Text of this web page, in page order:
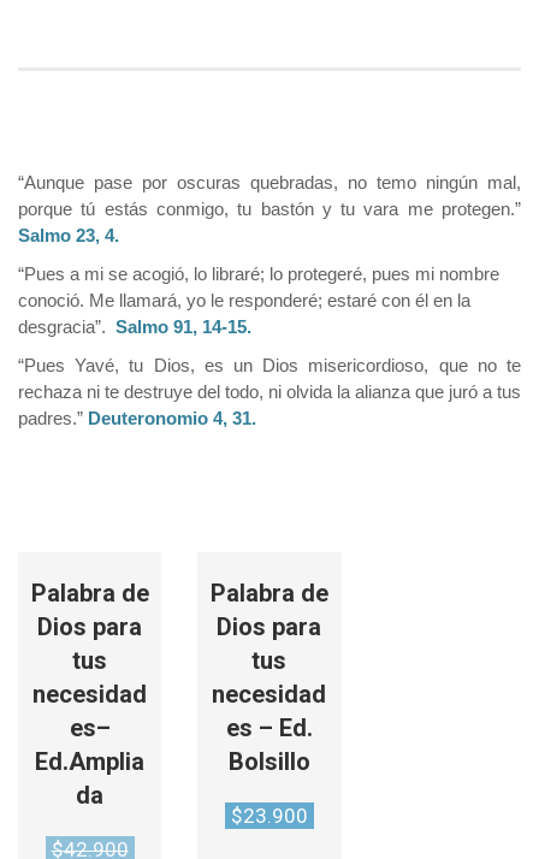
“Aunque pase por oscuras quebradas, no temo ningún mal,
porque tú estás conmigo, tu bastón y tu vara me protegen.”
Salmo 23, 4.
“Pues a mi se acogió, lo libraré; lo protegeré, pues mi nombre
conoció. Me llamará, yo le responderé; estaré con él en la
desgracia”. Salmo 91, 14-15.
“Pues Yavé, tu Dios, es un Dios misericordioso, que no te
rechaza ni te destruye del todo, ni olvida la alianza que juró a tus
padres.” Deuteronomio 4, 31.
Palabra de
Dios para
tus
necesidad
es–
Ed.Amplia
da
$42.900 Original
Palabra de
Dios para
tus
necesidad
es – Ed.
Bolsillo
$23.900